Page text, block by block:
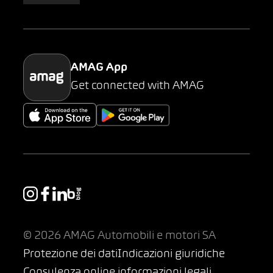
Parking
AMAG App
Get connected with AMAG
© 2026 AMAG Automobili e motori SA
Protezione dei datiIndicazioni giuridiche